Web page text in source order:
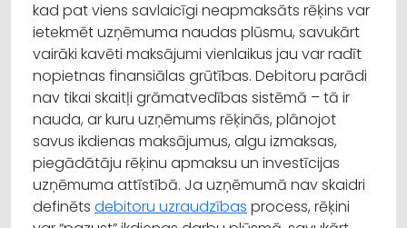
kad pat viens savlaicīgi neapmaksāts rēķins var
ietekmēt uzņēmuma naudas plūsmu, savukārt
vairāki kavēti maksājumi vienlaikus jau var radīt
nopietnas finansiālas grūtības. Debitoru parādi
nav tikai skaitļi grāmatvedības sistēmā – tā ir
nauda, ar kuru uzņēmums rēķinās, plānojot
savus ikdienas maksājumus, algu izmaksas,
piegādātāju rēķinu apmaksu un investīcijas
uzņēmuma attīstībā. Ja uzņēmumā nav skaidri
definēts debitoru uzraudzības process, rēķini